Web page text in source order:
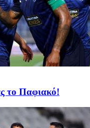
το Παφιακό!